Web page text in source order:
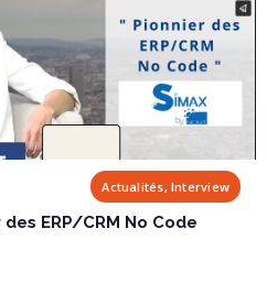
Actualités, Interview
des ERP/CRM No Code